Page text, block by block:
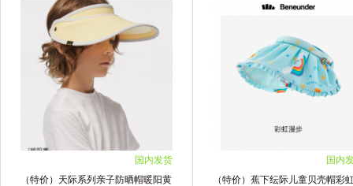
1个 ￥157.47(￥157.47/单个) 1个 ￥157.47(￥157.47/单个)
国内发货
（特价）天际系列亲子防晒帽暖阳黄
国内
（特价）蕉下纭际儿童贝壳帽彩